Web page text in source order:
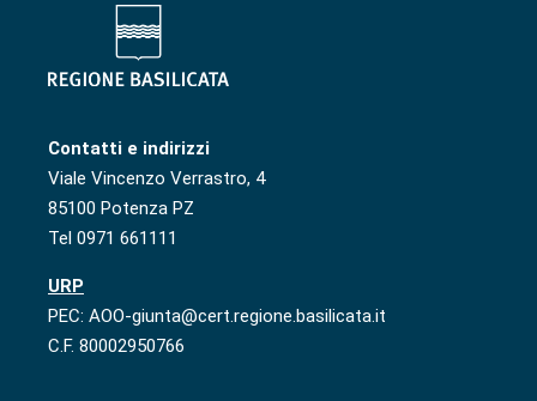
Contatti e indirizzi
Viale Vincenzo Verrastro, 4
85100 Potenza PZ
Tel 0971 661111
URP
PEC: AOO-giunta@cert.regione.basilicata.it
C.F. 80002950766